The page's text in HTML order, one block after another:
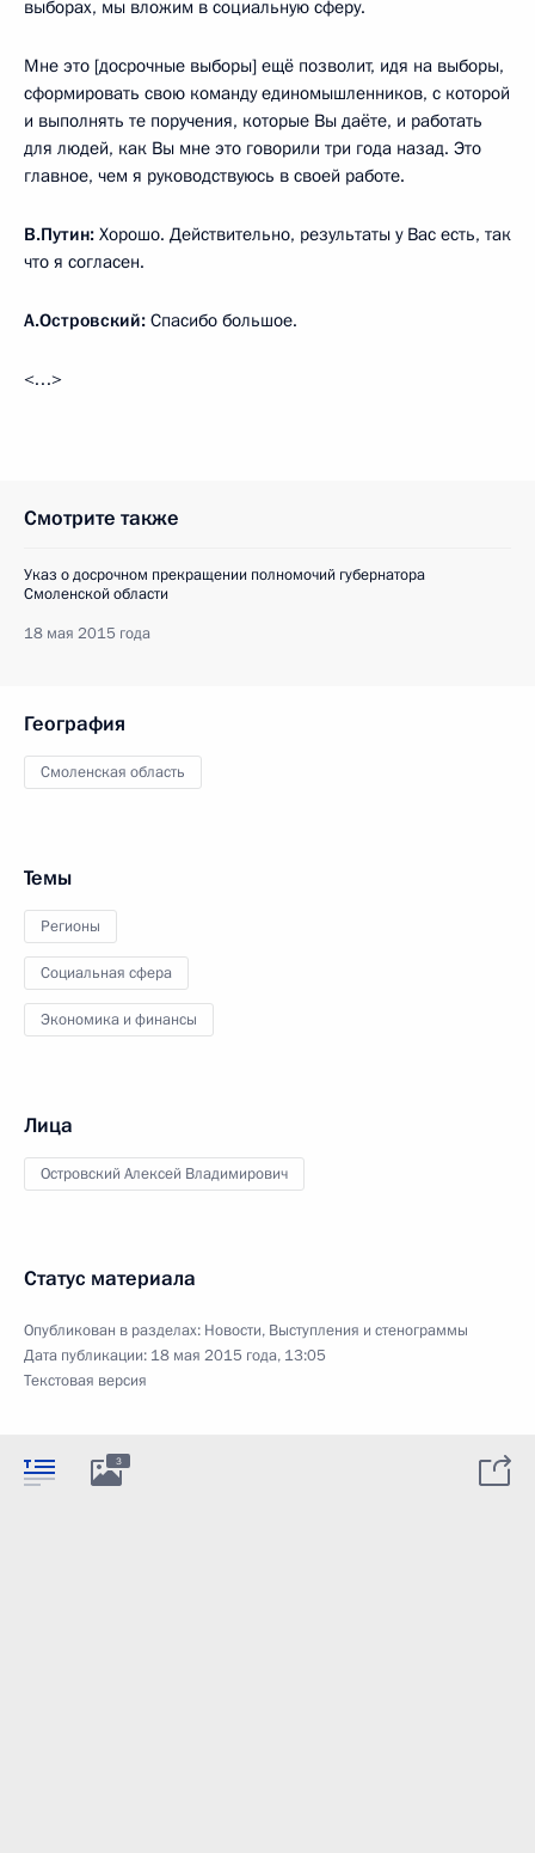
выборах, мы вложим в социальную сферу.
Мне это [досрочные выборы] ещё позволит, идя на выборы,
сформировать свою команду единомышленников, с которой
и выполнять те поручения, которые Вы даёте, и работать
для людей, как Вы мне это говорили три года назад. Это
главное, чем я руководствуюсь в своей работе.
В.Путин: Хорошо. Действительно, результаты у Вас есть, так
что я согласен.
А.Островский: Спасибо большое.
<…>
Смотрите также
Указ о досрочном прекращении полномочий губернатора
Смоленской области
18 мая 2015 года
География
Смоленская область
Темы
Регионы
Социальная сфера
Экономика и финансы
Лица
Островский Алексей Владимирович
Статус материала
Опубликован в разделах: Новости, Выступления и стенограммы
Дата публикации: 18 мая 2015 года, 13:05
Текстовая версия
3